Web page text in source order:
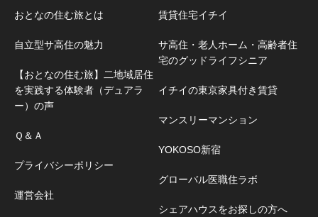
おとなの住む旅とは
自立型サ高住の魅力
【おとなの住む旅】二地域居住
を実践する体験者（デュアラ
ー）の声
Ｑ＆Ａ
プライバシーポリシー
運営会社
賃貸住宅イチイ
サ高住・老人ホーム・高齢者住
宅のグッドライフシニア
イチイの東京家具付き賃貸
マンスリーマンション
YOKOSO新宿
グローバル医職住ラボ
シェアハウスをお探しの方へ